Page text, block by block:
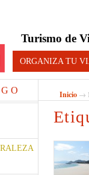
Turismo de
ORGANIZA TU
Inicio →